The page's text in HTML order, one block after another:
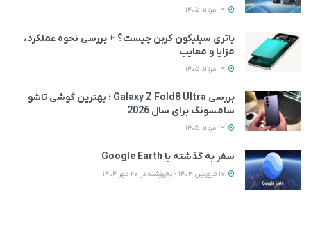
باتری سیلیکون کربن چیست؟ + بررسی نحوه عملکرد،
مزایا و معایب
بررسی Galaxy Z Fold8 Ultra ؛ بهترین گوشی تاشو
سامسونگ برای سال 2026
سفر به گذشته با Google Earth